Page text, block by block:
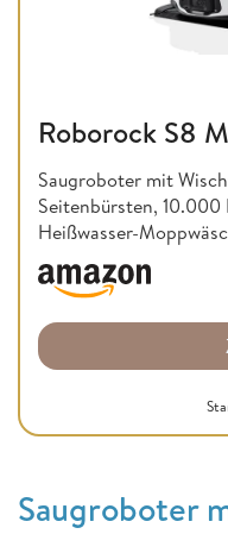
Roborock S8
Saugroboter mit
Seitenbürsten, 10.000
Heißwasser-
Saugroboter